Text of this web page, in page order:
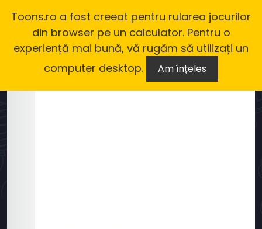
Toons.ro a fost creeat pentru rularea jocurilor
din browser pe un calculator. Pentru o
experiență mai bună, vă rugăm să utilizați un
computer desktop.
Am înțeles